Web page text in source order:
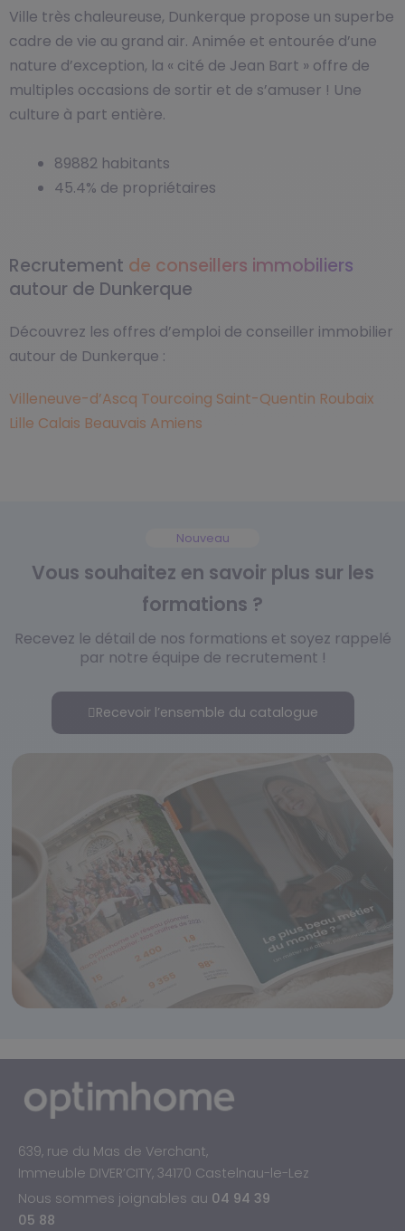
Ville très chaleureuse, Dunkerque propose un superbe
cadre de vie au grand air. Animée et entourée d’une
nature d’exception, la « cité de Jean Bart » offre de
multiples occasions de sortir et de s’amuser ! Une
culture à part entière.
89882 habitants
45.4% de propriétaires
Recrutement de conseillers immobiliers
autour de Dunkerque
Découvrez les offres d’emploi de conseiller immobilier
autour de Dunkerque :
Villeneuve-d’Ascq Tourcoing Saint-Quentin Roubaix
Lille Calais Beauvais Amiens
Nouveau
Vous souhaitez en savoir plus sur les
formations ?
Recevez le détail de nos formations et soyez rappelé
par notre équipe de recrutement !
Recevoir l’ensemble du catalogue
639, rue du Mas de Verchant,
Immeuble DIVER’CITY, 34170 Castelnau-le-Lez
Nous sommes joignables au 04 94 39
05 88